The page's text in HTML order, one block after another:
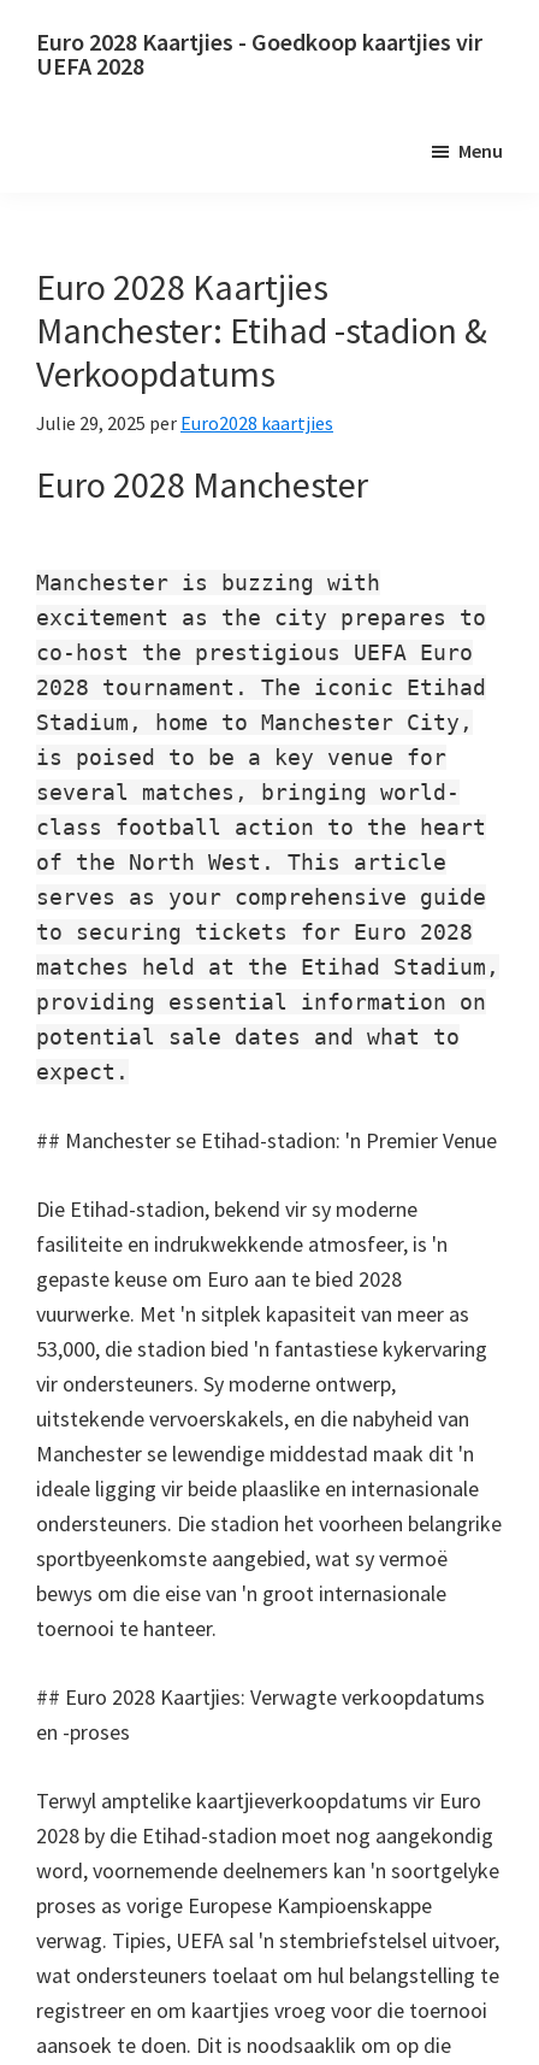
Euro 2028 Kaartjies - Goedkoop kaartjies vir
UEFA 2028
UEFA
Europese
sokkerkampioenskapskaartjies,
Wembley
Londen,
Cardiff,
Menu
Euro 2028 Kaartjies
Manchester: Etihad -stadion &
Verkoopdatums
Julie 29, 2025 per Euro2028 kaartjies
Euro 2028 Manchester
Manchester is buzzing with
excitement as the city prepares to
co-host the prestigious UEFA Euro
2028 tournament. The iconic Etihad
Stadium, home to Manchester City,
is poised to be a key venue for
several matches, bringing world-
class football action to the heart
of the North West. This article
serves as your comprehensive guide
to securing tickets for Euro 2028
matches held at the Etihad Stadium,
providing essential information on
potential sale dates and what to
expect.
## Manchester se Etihad-stadion: 'n Premier Venue
Die Etihad-stadion, bekend vir sy moderne
fasiliteite en indrukwekkende atmosfeer, is 'n
gepaste keuse om Euro aan te bied 2028
vuurwerke. Met 'n sitplek kapasiteit van meer as
53,000, die stadion bied 'n fantastiese kykervaring
vir ondersteuners. Sy moderne ontwerp,
uitstekende vervoerskakels, en die nabyheid van
Manchester se lewendige middestad maak dit 'n
ideale ligging vir beide plaaslike en internasionale
ondersteuners. Die stadion het voorheen belangrike
sportbyeenkomste aangebied, wat sy vermoë
bewys om die eise van 'n groot internasionale
toernooi te hanteer.
## Euro 2028 Kaartjies: Verwagte verkoopdatums
en -proses
Terwyl amptelike kaartjieverkoopdatums vir Euro
2028 by die Etihad-stadion moet nog aangekondig
word, voornemende deelnemers kan 'n soortgelyke
proses as vorige Europese Kampioenskappe
verwag. Tipies, UEFA sal 'n stembriefstelsel uitvoer,
wat ondersteuners toelaat om hul belangstelling te
registreer en om kaartjies vroeg voor die toernooi
aansoek te doen. Dit is noodsaaklik om op die